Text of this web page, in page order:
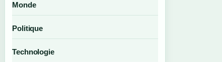
Monde
Politique
Technologie